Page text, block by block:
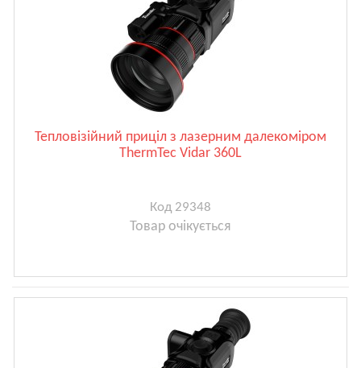
Тепловізійний приціл з лазерним далекоміром
ThermTec Vidar 360L
Код 29348
Товар очікується